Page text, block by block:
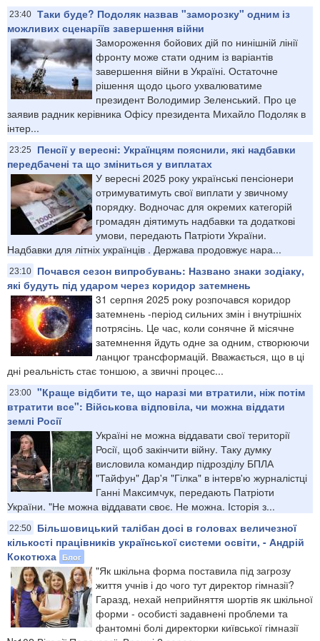
23:40 Таки буде? Подоляк назвав "заморозку" одним із
можливих сценаріїв завершення війни
Замороження бойових дій по нинішній лінії
фронту може стати одним із варіантів
завершення війни в Україні. Остаточне
рішення щодо цього ухвалюватиме
президент Володимир Зеленський. Про це
заявив радник керівника Офісу президента Михайло Подоляк в
інтер...
23:25
Пенсії у вересні: Українцям пояснили, які надбавки
передбачені та що зміниться у виплатах
У вересні 2025 року українські пенсіонери
отримуватимуть свої виплати у звичному
порядку. Водночас для окремих категорій
громадян діятимуть надбавки та додаткові
умови, передають Патріоти України.
Надбавки для літніх українців . Держава продовжує нара...
23:10
Почався сезон випробувань: Названо знаки зодіаку,
які будуть під ударом через коридор затемнень
31 серпня 2025 року розпочався коридор
затемнень -період сильних змін і внутрішніх
потрясінь. Це час, коли сонячне й місячне
затемнення йдуть одне за одним, створюючи
ланцюг трансформацій. Вважається, що в ці
дні реальність стає тоншою, а звичні процес...
23:00 "Краще відбити те, що наразі ми втратили, ніж потім
втратити все": Військова відповіла, чи можна віддати
землі Росії
Україні не можна віддавати свої території
Росії, щоб закінчити війну. Таку думку
висловила командир підрозділу БПЛА
"Тайфун" Дар'я "Гілка" в інтерв'ю журналістці
Ганні Максимчук, передають Патріоти
України. "Не можна віддавати своє. Не можна. Історія з...
22:50
Більшовицький талібан досі в головах величезної
кількості працівників української системи освіти, - Андрій
Кокотюха Блог
"Як шкільна форма поставила під загрозу
життя учнів і до чого тут директор гімназії?
Гаразд, нехай неприйняття шортів як шкільної
форми - особисті задавнені проблеми та
фантомні болі директорки київської гімназії